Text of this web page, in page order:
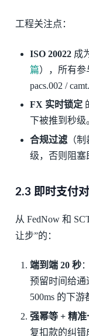
工程关注点：
ISO 20022 成
篇），所有参
pacs.002 /
FX 实时锁定
下被推到秒级
合规过滤 （
级，否则阻塞
2.3 即时支付
从 FedNow 和
让步”的：
端到端 20 秒
预留时间给通
500ms 的下游
强幂等 + 精准
复扣款的纠错